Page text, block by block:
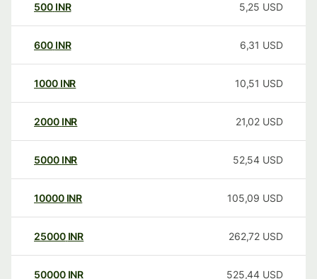
500 INR 5,25 USD
600 INR 6,31 USD
1000 INR 10,51 USD
2000 INR 21,02 USD
5000 INR 52,54 USD
10000 INR 105,09 USD
25000 INR 262,72 USD
50000 INR 525,44 USD